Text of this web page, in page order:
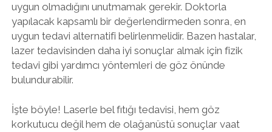
uygun olmadığını unutmamak gerekir. Doktorla
yapılacak kapsamlı bir değerlendirmeden sonra, en
uygun tedavi alternatifi belirlenmelidir. Bazen hastalar,
lazer tedavisinden daha iyi sonuçlar almak için fizik
tedavi gibi yardımcı yöntemleri de göz önünde
bulundurabilir.
İşte böyle! Laserle bel fıtığı tedavisi, hem göz
korkutucu değil hem de olağanüstü sonuçlar vaat